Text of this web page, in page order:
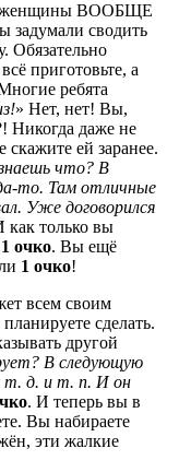
женщины ВООБЩЕ
сводить
Обязательно
приготовьте, а
ребята
» Нет, нет! Вы,
Никогда даже не
ей заранее.
что? В
то. Там отличные
Уже договорился
как только вы
1 очко. Вы ещё
1 очко!
всем своим
сделать.
другой
В следующую
т. д. и т. п. И он
. И теперь вы в
Вы набираете
эти жалкие